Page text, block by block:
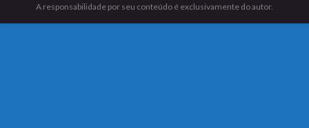
A responsabilidade por seu conteúdo é exclusivamente do autor.